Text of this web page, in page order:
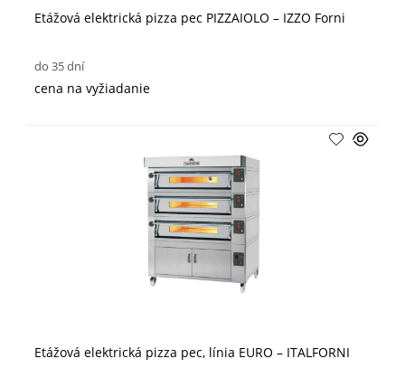
Etážová elektrická pizza pec PIZZAIOLO – IZZO Forni
do 35 dní
cena na vyžiadanie
Etážová elektrická pizza pec, línia EURO – ITALFORNI